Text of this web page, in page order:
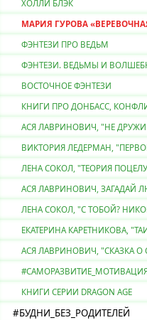
ХОЛЛИ БЛЭК
МАРИЯ ГУРОВА
ФЭНТЕЗИ ПРО ВЕДЬМ
ФЭНТЕЗИ. ВЕДЬМЫ И
ВОСТОЧНОЕ ФЭНТЕЗИ
КНИГИ ПРО ДОНБАСС,
АСЯ ЛАВРИНОВИЧ, "НЕ
ВИКТОРИЯ ЛЕДЕРМАН,
ЛЕНА СОКОЛ, "ТЕОРИЯ
АСЯ ЛАВРИНОВИЧ, ЗАГАДАЙ
ЛЕНА СОКОЛ, "С ТОБОЙ?
ЕКАТЕРИНА КАРЕТНИКОВА,
АСЯ ЛАВРИНОВИЧ, "СКАЗКА
КНИГИ СЕРИИ DRAGON AGE
#БУДНИ_БЕЗ_РОДИТЕЛЕЙ